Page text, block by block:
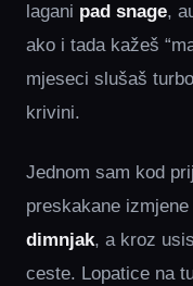
lagani pad snage,
ako i tada kažeš
mjeseci slušaš
krivini.
Jednom sam kod
preskakane izmjene
dimnjak, a kroz
ceste. Lopatice na